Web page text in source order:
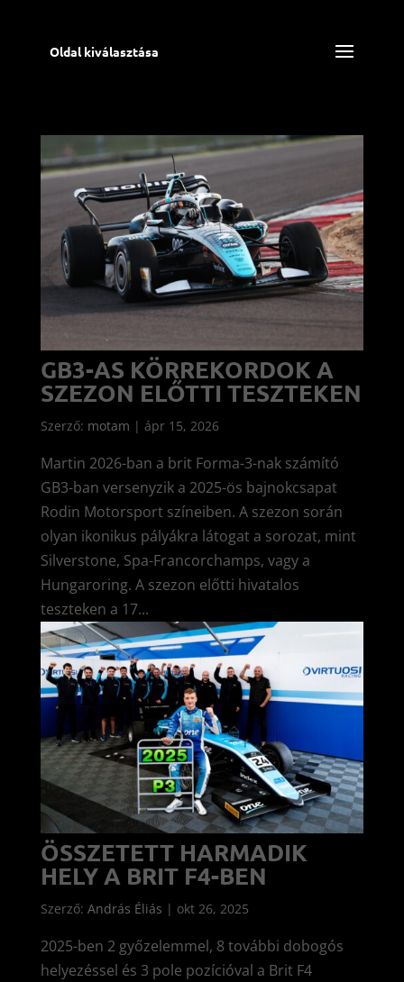
Oldal kiválasztása
GB3-AS KÖRREKORDOK A
SZEZON ELŐTTI TESZTEKEN
Szerző: motam | ápr 15, 2026
Martin 2026-ban a brit Forma-3-nak számító
GB3-ban versenyzik a 2025-ös bajnokcsapat
Rodin Motorsport színeiben. A szezon során
olyan ikonikus pályákra látogat a sorozat, mint
Silverstone, Spa-Francorchamps, vagy a
Hungaroring. A szezon előtti hivatalos
teszteken a 17...
ÖSSZETETT HARMADIK
HELY A BRIT F4-BEN
Szerző: András Éliás | okt 26, 2025
2025-ben 2 győzelemmel, 8 további dobogós
helyezéssel és 3 pole pozícióval a Brit F4